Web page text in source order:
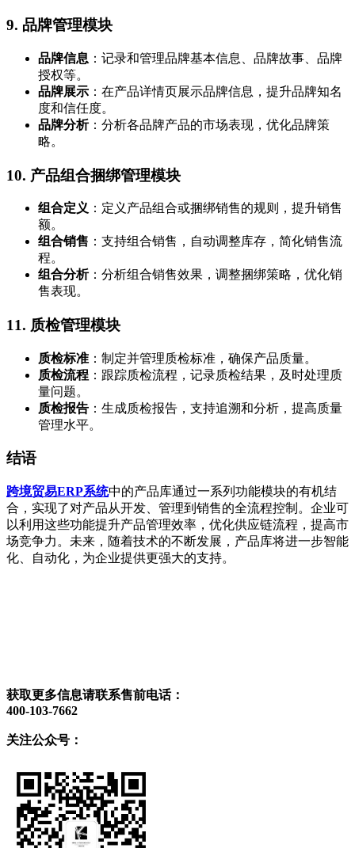
9. 品牌管理模块
品牌信息 ：记录和管理品牌基本信息、品牌故事、品牌
授权等。
品牌展示 ：在产品详情页展示品牌信息，提升品牌知名
度和信任度。
品牌分析：分析各品牌产品的市场表现，优化品牌策
略。
10. 产品组合捆绑管理模块
组合定义 ：定义产品组合或捆绑销售的规则，提升销售
额。
组合销售 ：支持组合销售，自动调整库存，简化销售流
程。
组合分析：分析组合销售效果，调整捆绑策略，优化销
售表现。
11. 质检管理模块
质检标准 ：制定并管理质检标准，确保产品质量。
质检流程 ：跟踪质检流程，记录质检结果，及时处理质
量问题。
质检报告 ：生成质检报告，支持追溯和分析，提高质量
管理水平。
结语
跨境贸易ERP系统中的产品库通过一系列功能模块的有机结
合，实现了对产品从开发、管理到销售的全流程控制。企业可
以利用这些功能提升产品管理效率，优化供应链流程，提高市
场竞争力。未来，随着技术的不断发展，产品库将进一步智能
化、自动化，为企业提供更强大的支持。
获取更多信息请联系售前电话：
400-103-7662
关注公众号：